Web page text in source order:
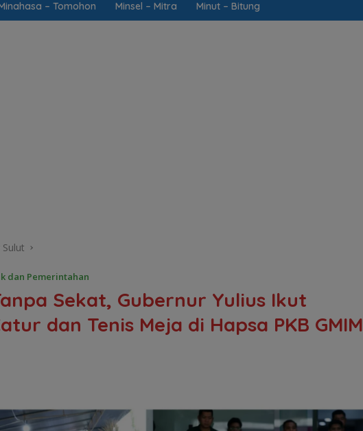
– Tomohon Minsel – Mitra Minut – Bitung
dan Pemerintahan
Sekat, Gubernur Yulius Ikut
dan Tenis Meja di Hapsa PKB GMIM